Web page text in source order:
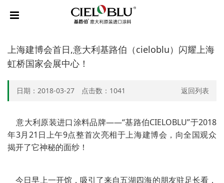
上海建博会首日,意大利基路伯（cieloblu）闪耀上海
虹桥国家会展中心！
日期：2018-03-27 点击数： 1041 返回列表
意大利原装进口涂料品牌——“基路伯CIELOBLU”于2018
年3月21日上午9点整首次亮相于上海建博会，向全国观众
揭开了它神秘的面纱！
今日早上一开馆，吸引了来自五湖四海的朋友驻足长看，